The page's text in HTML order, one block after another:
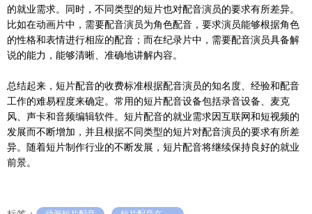
的就业需求。同时，不同类型的短片也对配音演员的要求有所差异。
比如在动画片中，需要配音演员为角色配音，要求演员能够根据角色
的性格和表情进行相应的配音；而在纪录片中，需要配音演员具备解
说的能力，能够清晰、准确地讲解内容。
总结起来，短片配音的收费标准根据配音演员的知名度、经验和配音
工作的难易程度来确定。常用的短片配音设备包括录音设备、麦克
风、声卡和音频编辑软件。短片配音的就业需求因互联网和短视频的
发展而不断增加，并且根据不同类型的短片对配音演员的要求有所差
异。随着短片制作行业的不断发展，短片配音将继续保持良好的就业
前景。